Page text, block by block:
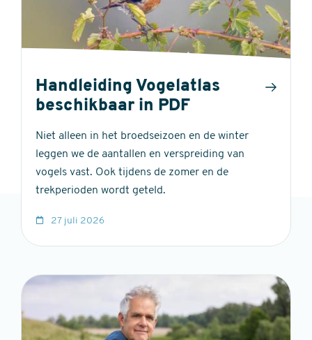
Handleiding Vogelatlas
beschikbaar in PDF
Niet alleen in het broedseizoen en de winter
leggen we de aantallen en verspreiding van
vogels vast. Ook tijdens de zomer en de
trekperioden wordt geteld.
27 juli 2026